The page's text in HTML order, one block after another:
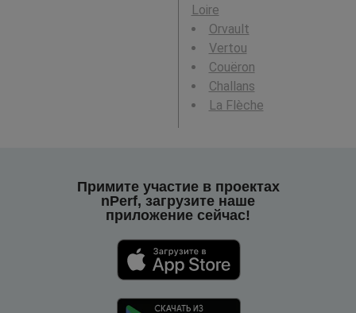
Loire
Orvault
Vertou
Couëron
Challans
La Flèche
Примите участие в проектах
nPerf, загрузите наше
приложение сейчас!